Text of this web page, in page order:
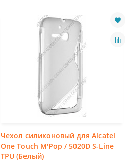
Чехол силиконовый для Alcatel
One Touch M'Pop / 5020D S-Line
TPU (Белый)